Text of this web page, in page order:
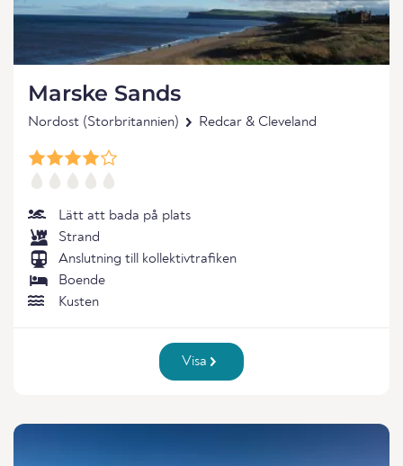
Marske Sands
Nordost (Storbritannien) Redcar & Cleveland
Lätt att bada på plats
Strand
Anslutning till kollektivtrafiken
Boende
Kusten
Visa